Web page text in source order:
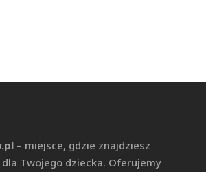
– miejsce, gdzie znajdziesz
Twojego dziecka. Oferujemy